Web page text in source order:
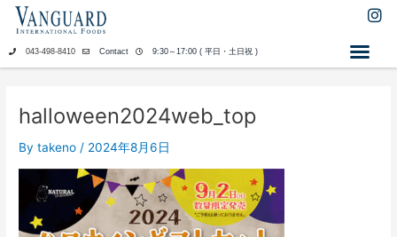
ス
I
043-498-8410 Contact 9:30～17:00 ( 平日・土日祝 )
halloween2024web_top
Bytakeno / 2024年8月6日